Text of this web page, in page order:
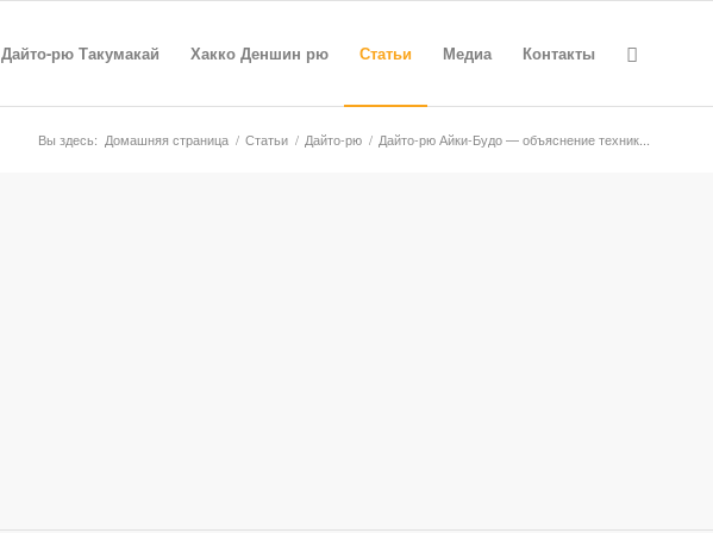
Дайто-рю Такумакай Хакко Деншин рю Статьи Медиа Контакты
Вы здесь: Домашняя страница / Статьи / Дайто-рю / Дайто-рю Айки-Будо — объяснение техник...